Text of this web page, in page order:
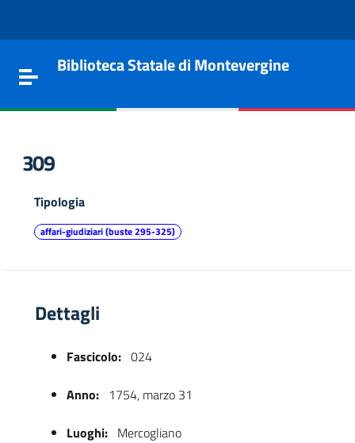
Toggle navigation
Biblioteca Statale di Montevergine
309
Tipologia
affari-giudiziari (buste 295-325)
Dettagli
Fascicolo: 024
Anno: 1754, marzo 31
Luoghi: Mercogliano